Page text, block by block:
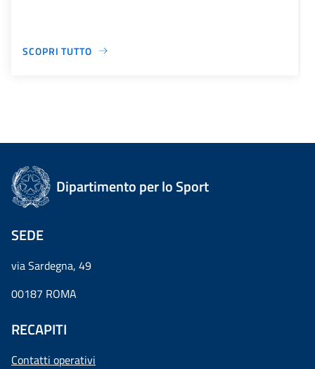
SCOPRI TUTTO
Dipartimento per lo Sport
SEDE
via Sardegna, 49
00187 ROMA
RECAPITI
Contatti operativi